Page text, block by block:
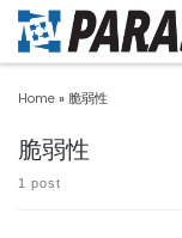
Home » 脆弱性
脆弱性
1 post